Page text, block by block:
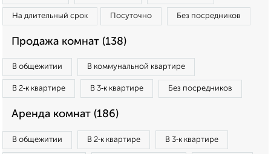
На длительный срок Посуточно Без посредников
Продажа комнат (138)
В общежитии В коммунальной квартире
В 2‑к квартире В 3‑к квартире Без посредников
Аренда комнат (186)
В общежитии В 2‑к квартире В 3‑к квартире